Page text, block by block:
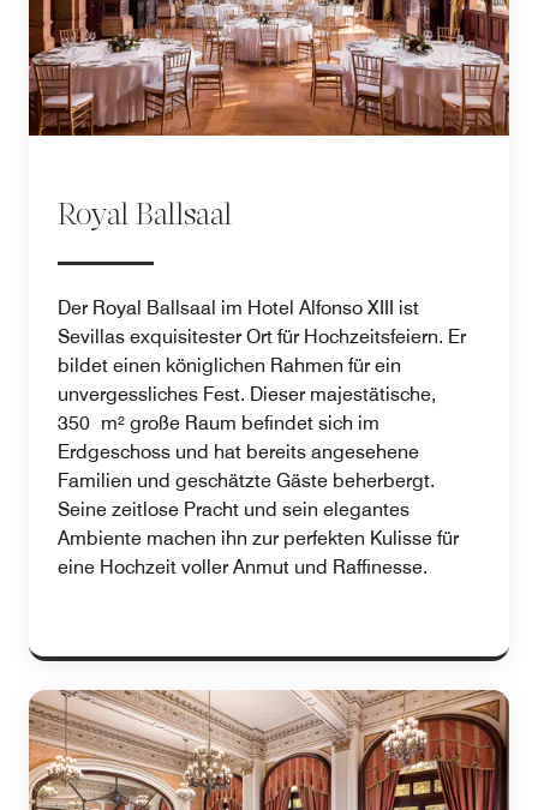
Royal Ballsaal
Der Royal Ballsaal im Hotel Alfonso XIII ist
Sevillas exquisitester Ort für Hochzeitsfeiern. Er
bildet einen königlichen Rahmen für ein
unvergessliches Fest. Dieser majestätische,
350 m² große Raum befindet sich im
Erdgeschoss und hat bereits angesehene
Familien und geschätzte Gäste beherbergt.
Seine zeitlose Pracht und sein elegantes
Ambiente machen ihn zur perfekten Kulisse für
eine Hochzeit voller Anmut und Raffinesse.